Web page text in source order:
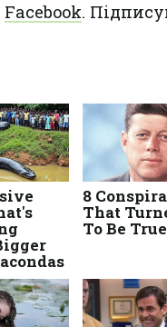
Facebook.